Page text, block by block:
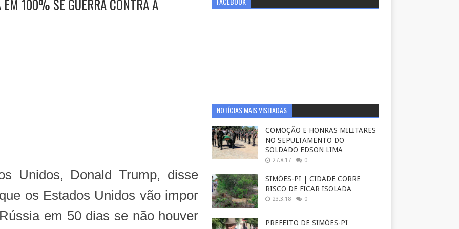
100% SE GUERRA CONTRA A
Unidos, Donald Trump, disse
os Estados Unidos vão impor
em 50 dias se não houver
NOTÍCIAS MAIS VISITADAS
COMOÇÃO E HONRAS MILITARES
NO SEPULTAMENTO DO
SOLDADO EDSON LIMA
27.8.17 0
SIMÕES-PI | CIDADE CORRE
RISCO DE FICAR ISOLADA
23.3.18 0
PREFEITO DE SIMÕES-PI